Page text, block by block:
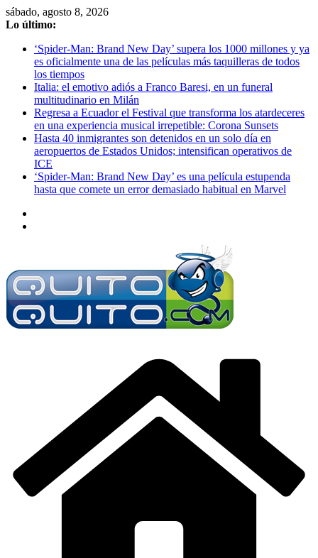
Saltar
al
sábado, agosto 8, 2026
Lo último:
‘Spider-Man: Brand New Day’ supera los 1000 millones y ya
es oficialmente una de las películas más taquilleras de todos
los tiempos
Italia: el emotivo adiós a Franco Baresi, en un funeral
multitudinario en Milán
Regresa a Ecuador el Festival que transforma los atardeceres
en una experiencia musical irrepetible: Corona Sunsets
Hasta 40 inmigrantes son detenidos en un solo día en
aeropuertos de Estados Unidos; intensifican operativos de
ICE
‘Spider-Man: Brand New Day’ es una película estupenda
hasta que comete un error demasiado habitual en Marvel